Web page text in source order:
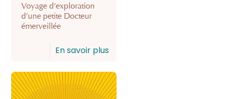
Voyage d’exploration
d’une petite Docteur
émerveillée
En savoir plus